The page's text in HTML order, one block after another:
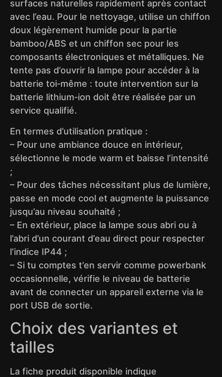
surfaces naturelles rapidement après contact
avec l’eau. Pour le nettoyage, utilise un chiffon
doux légèrement humide pour la partie
bamboo/ABS et un chiffon sec pour les
composants électroniques et métalliques. Ne
tente pas d’ouvrir la lampe pour accéder à la
batterie toi‑même : toute intervention sur la
batterie lithium‑ion doit être réalisée par un
service qualifié.
En termes d’utilisation pratique :
– Pour une ambiance douce en intérieur,
sélectionne le mode warm et baisse l’intensité
;
– Pour des tâches nécessitant plus de lumière,
passe en mode cool et augmente la puissance
jusqu’au niveau souhaité ;
– En extérieur, place la lampe sous abri ou à
l’abri d’un courant d’eau direct pour respecter
l’indice IP44 ;
– Si tu comptes t’en servir comme powerbank
occasionnelle, vérifie le niveau de batterie
avant de connecter un appareil externe via le
port USB de sortie.
Choix des variantes et
tailles
La fiche produit disponible indique